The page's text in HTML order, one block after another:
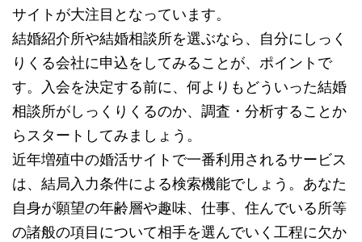
サイトが大注目となっています。
結婚紹介所や結婚相談所を選ぶなら、自分にしっく
りくる会社に申込をしてみることが、ポイントで
す。入会を決定する前に、何よりもどういった結婚
相談所がしっくりくるのか、調査・分析することか
らスタートしてみましょう。
近年増殖中の婚活サイトで一番利用されるサービス
は、結局入力条件による検索機能でしょう。あなた
自身が願望の年齢層や趣味、仕事、住んでいる所等
の諸般の項目について相手を選んでいく工程に欠か